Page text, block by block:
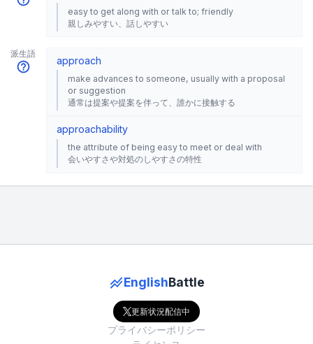
easy to get along with or talk to; friendly
親しみやすい、話しやすい
派生語
approach
make advances to someone, usually with a proposal
or suggestion
通常は提案や提案を伴って、誰かに接触する
approachability
the attribute of being easy to meet or deal with
会いやすさや対処のしやすさの特性
EnglishBattle
更新状況配信中
プライバシーポリシー